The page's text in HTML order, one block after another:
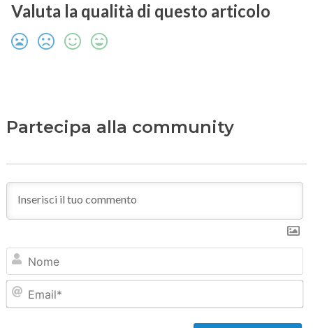
Valuta la qualità di questo articolo
Partecipa alla community